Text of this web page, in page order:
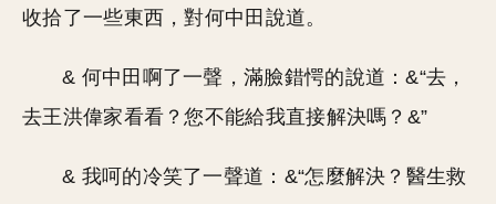
收拾了一些東西，對何中田說道。
& 何中田啊了一聲，滿臉錯愕的說道：&“去，
去王洪偉家看看？您不能給我直接解決嗎？&”
& 我呵的冷笑了一聲道：&“怎麼解決？醫生救